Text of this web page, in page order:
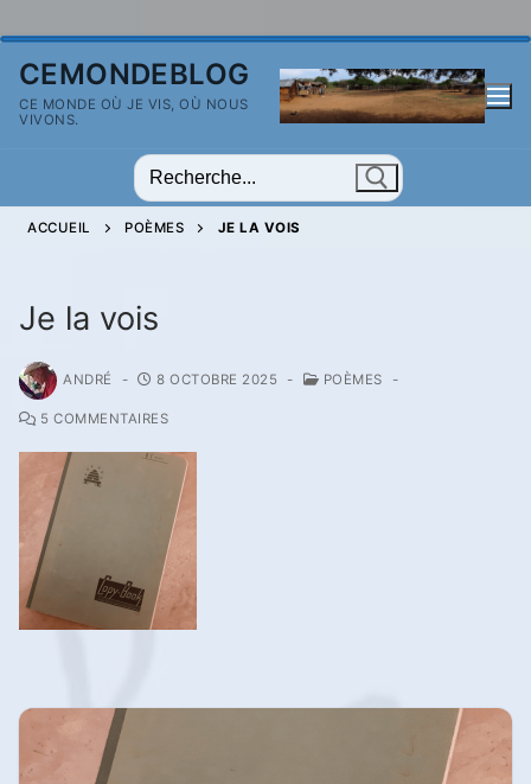
contenu
CEMONDEBLOG
CE MONDE OÙ JE VIS, OÙ NOUS
VIVONS.
Rechercher
:
ACCUEIL POÈMES JE LA VOIS
Je la vois
ANDRÉ - 8 OCTOBRE 2025 - POÈMES -
5 COMMENTAIRES